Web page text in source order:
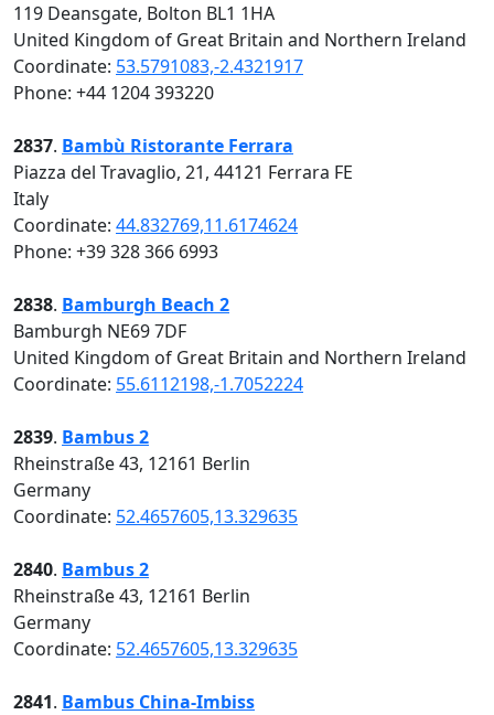
119 Deansgate, Bolton BL1 1HA
United Kingdom of Great Britain and Northern Ireland
Coordinate: 53.5791083,-2.4321917
Phone: +44 1204 393220
2837. Bambù Ristorante Ferrara
Piazza del Travaglio, 21, 44121 Ferrara FE
Italy
Coordinate: 44.832769,11.6174624
Phone: +39 328 366 6993
2838. Bamburgh Beach 2
Bamburgh NE69 7DF
United Kingdom of Great Britain and Northern Ireland
Coordinate: 55.6112198,-1.7052224
2839. Bambus 2
Rheinstraße 43, 12161 Berlin
Germany
Coordinate: 52.4657605,13.329635
2840. Bambus 2
Rheinstraße 43, 12161 Berlin
Germany
Coordinate: 52.4657605,13.329635
2841. Bambus China-Imbiss